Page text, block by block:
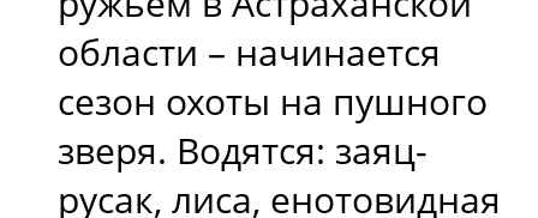
области – начинается
сезон охоты на пушного
зверя. Водятся: заяц-
русак, лиса, енотовидная